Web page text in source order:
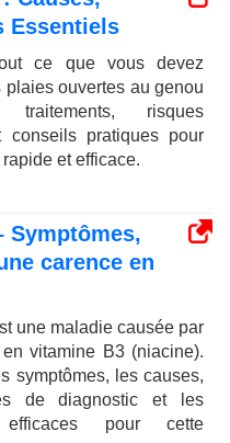
Essentiels
ce que vous devez
plaies ouvertes au genou
risques
conseils pratiques pour
et efficace.
Symptômes,
carence en
une maladie causée par
vitamine B3 (niacine).
symptômes, les causes,
de diagnostic et les
efficaces pour cette